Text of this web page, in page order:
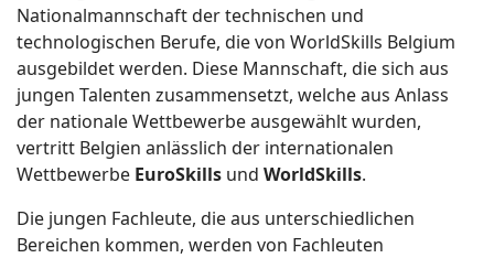
Nationalmannschaft der technischen und
technologischen Berufe, die von WorldSkills Belgium
ausgebildet werden. Diese Mannschaft, die sich aus
jungen Talenten zusammensetzt, welche aus Anlass
der nationale Wettbewerbe ausgewählt wurden,
vertritt Belgien anlässlich der internationalen
Wettbewerbe EuroSkills und WorldSkills.
Die jungen Fachleute, die aus unterschiedlichen
Bereichen kommen, werden von Fachleuten